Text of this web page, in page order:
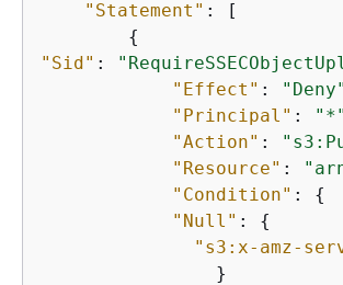
"Statement" : [
{
"Sid" :
"Effect" : "Deny"
"Principal" : "*"
"Action" :
"Resource" :
"Condition" : {
"Null" : {
"s3:x-amz-
                }